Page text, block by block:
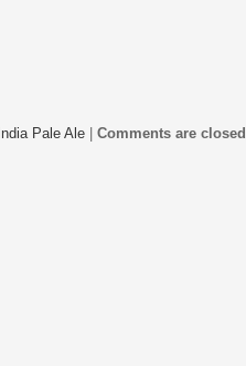
India Pale Ale| Comments are closed